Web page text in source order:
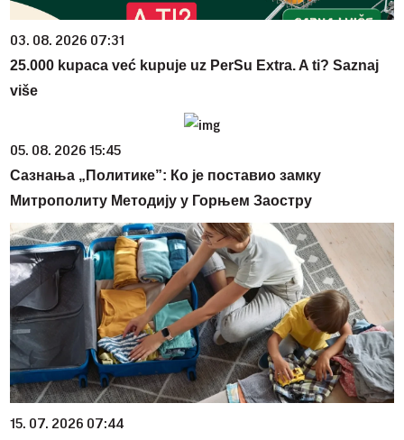
03. 08. 2026 07:31
25.000 kupaca već kupuje uz PerSu Extra. A ti? Saznaj
više
05. 08. 2026 15:45
Сазнања „Политике”: Ко је поставио замку
Митрополиту Методију у Горњем Заостру
15. 07. 2026 07:44